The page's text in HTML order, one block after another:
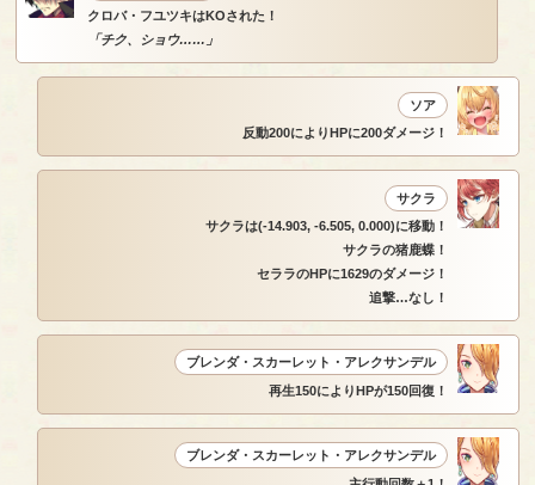
クロバ・フユツキはKOされた！
「チク、ショウ……」
ソア
反動200によりHPに200ダメージ！
サクラ
サクラは(-14.903, -6.505, 0.000)に移動！
サクラの猪鹿蝶！
セララのHPに1629のダメージ！
追撃…なし！
ブレンダ・スカーレット・アレクサンデル
再生150によりHPが150回復！
ブレンダ・スカーレット・アレクサンデル